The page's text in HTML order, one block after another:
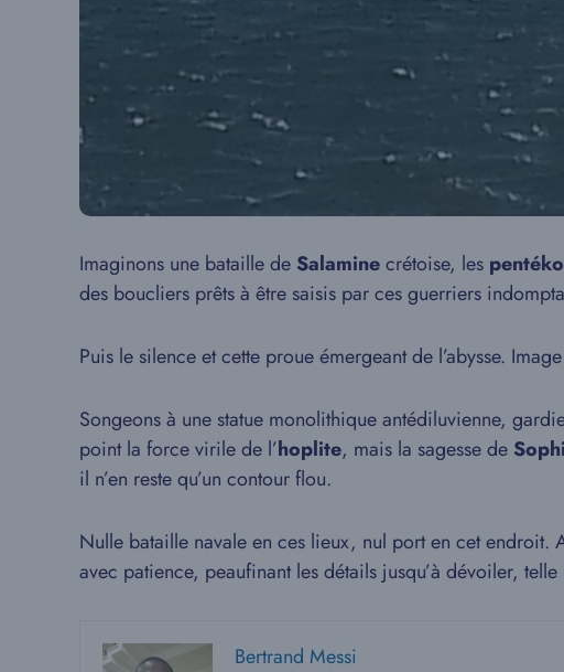
Imaginons une bataille de Salaminecrétoise, les
des boucliers prêts à être saisis par ces guerriers
Puis le silence et cette proue émergeant de l’abysse.
Songeons à une statue monolithique antédiluvienne,
point la force virile de l’hoplite, mais la sagesse de
il n’en reste qu’un contour flou.
Nulle bataille navale en ces lieux, nul port en cet endroit.
avec patience, peaufinant les détails jusqu’à dévoiler,
Bertrand Messi